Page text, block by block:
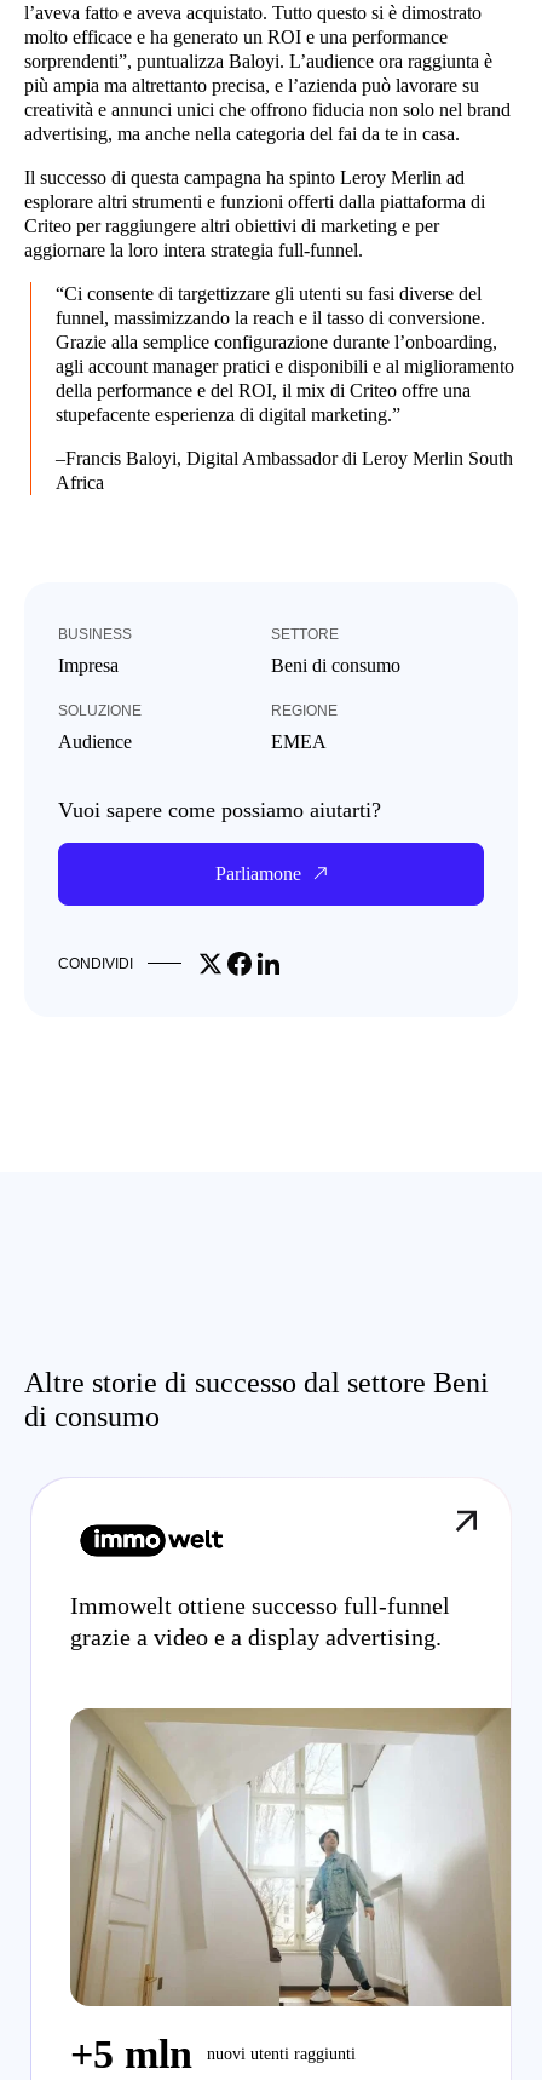
BUSINESS
Impresa
SETTORE
Beni di consumo
SOLUZIONE
Audience
REGIONE
EMEA
Vuoi sapere come possiamo aiutarti?
Parliamone
CONDIVIDI Share on X
Share on Facebook
Share on LinkedIn
l’aveva fatto e aveva acquistato. Tutto questo si è dimostrato
molto efficace e ha generato un ROI e una performance
sorprendenti”, puntualizza Baloyi. L’audience ora raggiunta è
più ampia ma altrettanto precisa, e l’azienda può lavorare su
creatività e annunci unici che offrono fiducia non solo nel brand
advertising, ma anche nella categoria del fai da te in casa.
Il successo di questa campagna ha spinto Leroy Merlin ad
esplorare altri strumenti e funzioni offerti dalla piattaforma di
Criteo per raggiungere altri obiettivi di marketing e per
aggiornare la loro intera strategia full-funnel.
“Ci consente di targettizzare gli utenti su fasi diverse del
funnel, massimizzando la reach e il tasso di conversione.
Grazie alla semplice configurazione durante l’onboarding,
agli account manager pratici e disponibili e al miglioramento
della performance e del ROI, il mix di Criteo offre una
stupefacente esperienza di digital marketing.”
–Francis Baloyi, Digital Ambassador di Leroy Merlin South
Africa
Altre storie di successo dal settore Beni
di consumo
Immowelt ottiene successo full-funnel
grazie a video e a display advertising.
+5 mln nuovi utenti raggiunti